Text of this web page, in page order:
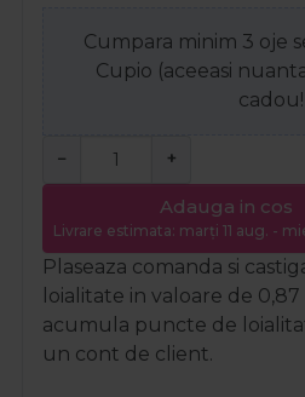
Cumpara minim 3 oje
Cupio (aceeasi
cadou!
− +
Adauga in cos
Livrare estimata: marți 11 aug. -
Plaseaza comanda si
loialitate in valoare de 0,87
acumula puncte de
un cont de client.